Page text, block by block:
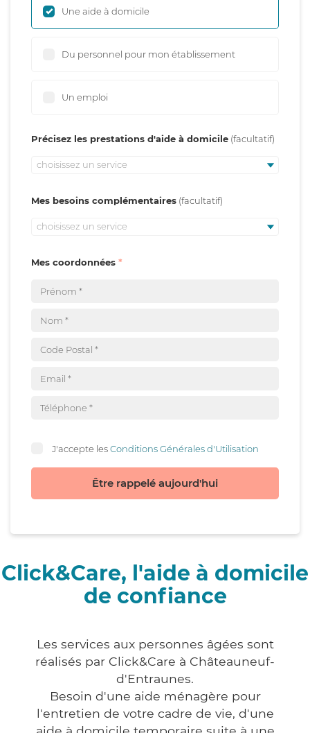
Une aide à domicile
Du personnel pour mon établissement
Un emploi
Précisez les prestations d'aide à domicile
choisissez un service
Mes besoins complémentaires
choisissez un service
Mes coordonnées
J'accepte lesConditions Générales d'Utilisation
Être rappelé aujourd'hui
Click&Care, l'aide à domicile
de confiance
Les services aux personnes âgées sont
réalisés par Click&Care à Châteauneuf-
d'Entraunes.
Besoin d'une aide ménagère pour
l'entretien de votre cadre de vie, d'une